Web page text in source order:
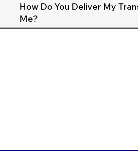
How Do You Deliver My
Me?